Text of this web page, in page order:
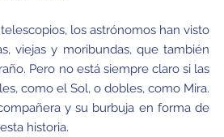
los astrónomos han visto
viejas y moribundas, que también
Pero no está siempre claro si las
como el Sol, o dobles, como Mira.
y su burbuja en forma de
historia.